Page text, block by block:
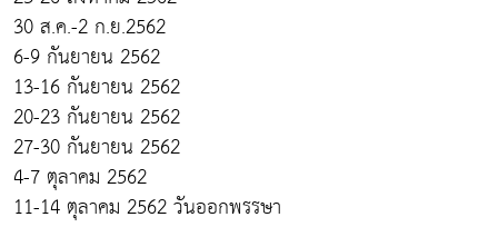
30 ส.ค.-2 ก.ย.2562
6-9 กันยายน 2562
13-16 กันยายน 2562
20-23 กันยายน 2562
27-30 กันยายน 2562
4-7 ตุลาคม 2562
11-14 ตุลาคม 2562 วันออกพรรษา